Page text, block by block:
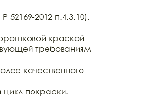
52169-2012 п.4.3.10).
краской
требованиям
качественного
цикл покраски.